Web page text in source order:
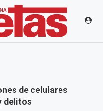
de celulares
delitos